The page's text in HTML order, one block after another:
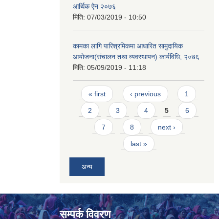
आर्थिक ऐन २०७६
मिति: 07/03/2019 - 10:50
कामका लागि पारिश्रमिकमा आधारित सामुदायिक
आयोजना(संचालन तथा व्यवस्थापन) कार्यविधि, २०७६
मिति: 05/09/2019 - 11:18
Pages
« first ‹ previous 1
2 3 4 5 6
7 8 next ›
last »
अन्य
सम्पर्क विवरण